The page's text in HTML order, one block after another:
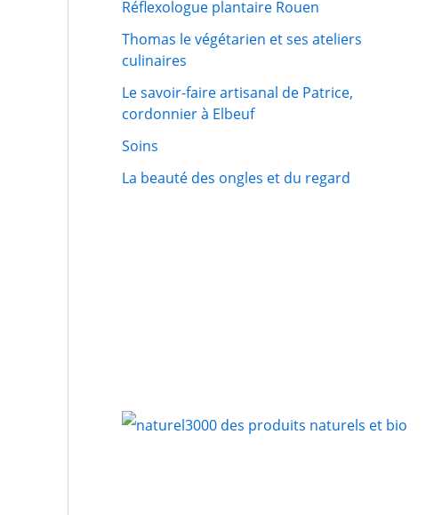
Réflexologue plantaire Rouen
Thomas le végétarien et ses ateliers
culinaires
Le savoir-faire artisanal de Patrice,
cordonnier à Elbeuf
Soins
La beauté des ongles et du regard